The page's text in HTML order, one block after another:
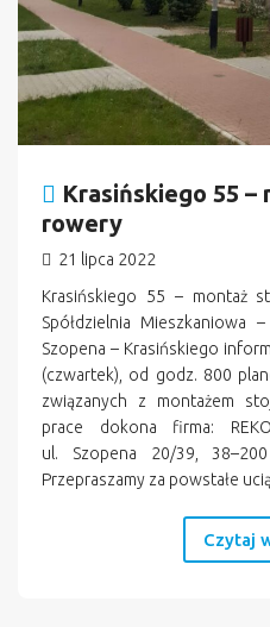
Krasińskiego 55 –
rowery
21 lipca 2022
Krasińskiego 55 – montaż
Spółdzielnia Mieszkaniowa
Szopena – Krasińskiego
(czwartek), od godz. 800
związanych z montażem
prace dokona firma:
ul. Szopena 20/39,
Przepraszamy za powstałe
Czytaj